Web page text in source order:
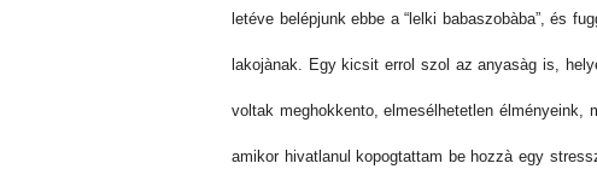
letéve belépjunk ebbe a “lelki babaszobàba”, és
lakojànak. Egy kicsit errol szol az anyasàg is,
voltak meghokkento, elmesélhetetlen élményeink,
amikor hivatlanul kopogtattam be hozzà egy